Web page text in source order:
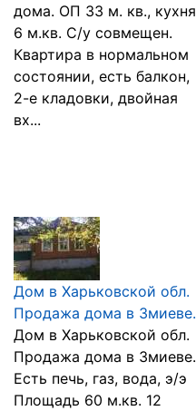
дома. ОП 33 м. кв., кухня
6 м.кв. С/у совмещен.
Квартира в нормальном
состоянии, есть балкон,
2-е кладовки, двойная
вх...
Дом в Харьковской обл.
Продажа дома в Змиеве.
Дом в Харьковской обл.
Продажа дома в Змиеве.
Есть печь, газ, вода, э/э
Площадь 60 м.кв. 12